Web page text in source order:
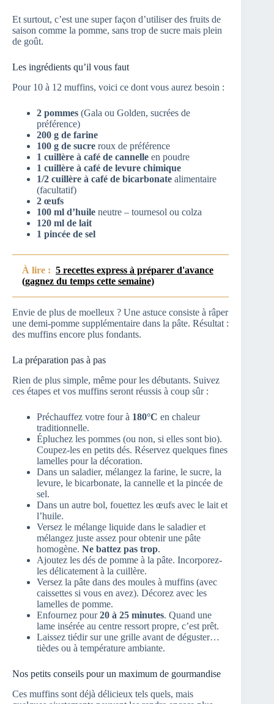
Et surtout, c’est une super façon d’utiliser des fruits de
saison comme la pomme, sans trop de sucre mais plein
de goût.
Les ingrédients qu’il vous faut
Pour 10 à 12 muffins, voici ce dont vous aurez besoin :
2 pommes (Gala ou Golden, sucrées de
préférence)
200 g de farine
100 g de sucre roux de préférence
1 cuillère à café de cannelle en poudre
1 cuillère à café de levure chimique
1/2 cuillère à café de bicarbonate alimentaire
(facultatif)
2 œufs
100 ml d’huile neutre – tournesol ou colza
120 ml de lait
1 pincée de sel
À lire : 5 recettes express à préparer d'avance
(gagnez du temps cette semaine)
Envie de plus de moelleux ? Une astuce consiste à râper
une demi-pomme supplémentaire dans la pâte. Résultat :
des muffins encore plus fondants.
La préparation pas à pas
Rien de plus simple, même pour les débutants. Suivez
ces étapes et vos muffins seront réussis à coup sûr :
Préchauffez votre four à 180°C en chaleur
traditionnelle.
Épluchez les pommes (ou non, si elles sont bio).
Coupez-les en petits dés. Réservez quelques fines
lamelles pour la décoration.
Dans un saladier, mélangez la farine, le sucre, la
levure, le bicarbonate, la cannelle et la pincée de
sel.
Dans un autre bol, fouettez les œufs avec le lait et
l’huile.
Versez le mélange liquide dans le saladier et
mélangez juste assez pour obtenir une pâte
homogène. Ne battez pas trop.
Ajoutez les dés de pomme à la pâte. Incorporez-
les délicatement à la cuillère.
Versez la pâte dans des moules à muffins (avec
caissettes si vous en avez). Décorez avec les
lamelles de pomme.
Enfournez pour20 à 25 minutes. Quand une
lame insérée au centre ressort propre, c’est prêt.
Laissez tiédir sur une grille avant de déguster…
tièdes ou à température ambiante.
Nos petits conseils pour un maximum de gourmandise
Ces muffins sont déjà délicieux tels quels, mais